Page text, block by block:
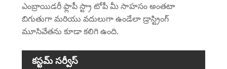
ఎంబ్రాయిడరీ ఫ్లాపీ స్ట్రా టోపీ మీ సాహసం అంతటా
బిగుతుగా మరియు వదులుగా ఉండేలా డ్రాస్ట్రింగ్
మూసివేతను కూడా కలిగి ఉంది.
కస్టమ్ సర్వీస్